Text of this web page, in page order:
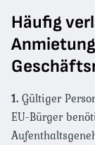
Häufig
1.Gültiger
EU-Bürger